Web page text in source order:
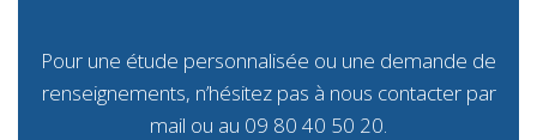
Pour une étude personnalisée ou une demande de
renseignements, n’hésitez pas à nous contacter par
mail ou au 09 80 40 50 20.